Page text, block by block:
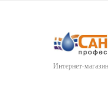
Интернет-